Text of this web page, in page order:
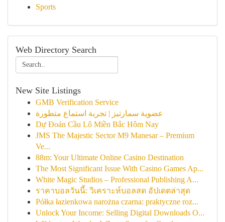
Sports
Web Directory Search
New Site Listings
GMB Verification Service
عضوية سمارتيز | تجربة استماع متطورة
Dự Đoán Cầu Lô Miền Bắc Hôm Nay
JMS The Majestic Sector M9 Manesar – Premium
Ve...
88m: Your Ultimate Online Casino Destination
The Most Significant Issue With Casino Games Ap...
White Magic Studios – Professional Publishing A...
ราคาบอลวันนี้: วิเคราะห์บอลสด อัปเดตล่าสุด
Półka łazienkowa narożna czarna: praktyczne roz...
Unlock Your Income: Selling Digital Downloads O...